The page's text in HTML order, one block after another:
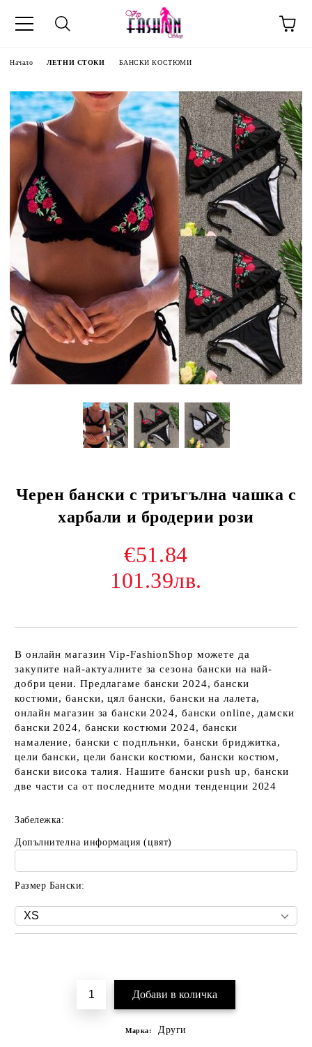
Начало ЛЕТНИ СТОКИ БАНСКИ КОСТЮМИ
Черен бански с триъгълна чашка с
харбали и бродерии рози
€51.84
101.39лв.
В онлайн магазин Vip-FashionShop можете да
закупите най-актуалните за сезона бански на най-
добри цени. Предлагаме бански 2024, бански
костюми, бански, цял бански, бански на лалета,
онлайн магазин за бански 2024, бански online, дамски
бански 2024, бански костюми 2024, бански
намаление, бански с подплънки, бански бриджитка,
цели бански, цели бански костюми, бански костюм,
бански висока талия. Нашите бански push up, бански
две части са от последните модни тенденции 2024
Забележка:
Допълнителна информация (цвят)
Размер Бански:
Марка: Други